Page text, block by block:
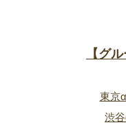
【グ
東京
渋